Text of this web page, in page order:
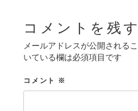
コメントを残す
メールアドレスが公開される
いている欄は必須項目です
コメント ※